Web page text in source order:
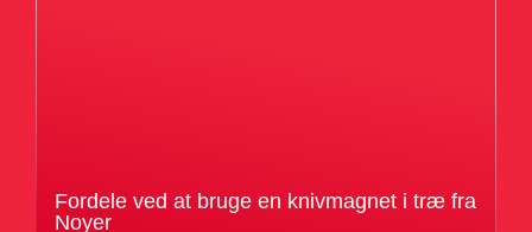
Fordele ved at bruge en knivmagnet i træ fra
Noyer